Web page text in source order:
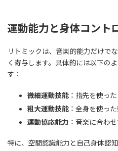
運動能力と身体コント
リトミックは、音楽的能力だけで
く寄与します。具体的には以下の
す：
微細運動技能：指先を使っ
粗大運動技能：全身を使っ
運動協応能力 ：音楽に合わ
特に、空間認識能力と自己身体認